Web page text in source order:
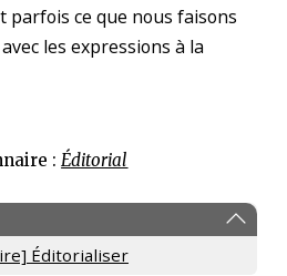
parfois ce que nous faisons
les expressions à la
:Éditorial
Éditorialiser